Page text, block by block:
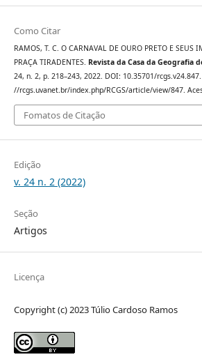
Como Citar
RAMOS, T. C. O CARNAVAL DE OURO PRETO E SEUS
PRAÇA TIRADENTES. Revista da Casa da Geografia
24, n. 2, p. 218–243, 2022. DOI: 10.35701/
//rcgs.uvanet.br/index.php/RCGS/article/view/847.
Fomatos de Citação
Edição
v. 24 n. 2 (2022)
Seção
Artigos
Licença
Copyright (c) 2023 Túlio Cardoso Ramos